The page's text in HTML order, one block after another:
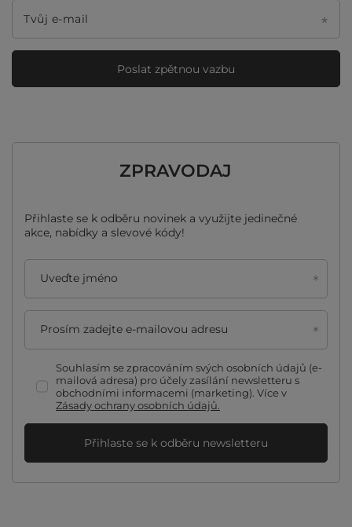
Tvůj e-mail
Poslat zpětnou vazbu
ZPRAVODAJ
Přihlaste se k odběru novinek a využijte jedinečné
akce, nabídky a slevové kódy!
Uveďte jméno
Prosím zadejte e-mailovou adresu
Souhlasím se zpracováním svých osobních údajů (e-
mailová adresa) pro účely zasílání newsletteru s
obchodními informacemi (marketing). Více v
Zásady ochrany osobních údajů.
Přihlaste se k odběru newsletteru